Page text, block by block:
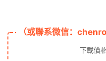
（或聯系微信：
下載價